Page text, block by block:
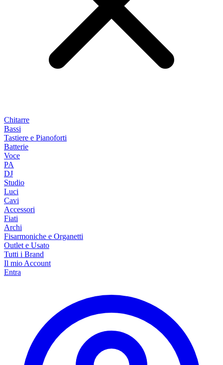
Chitarre
Bassi
Tastiere e Pianoforti
Batterie
Voce
PA
DJ
Studio
Luci
Cavi
Accessori
Fiati
Archi
Fisarmoniche e Organetti
Outlet e Usato
Tutti i Brand
Il mio Account
Entra